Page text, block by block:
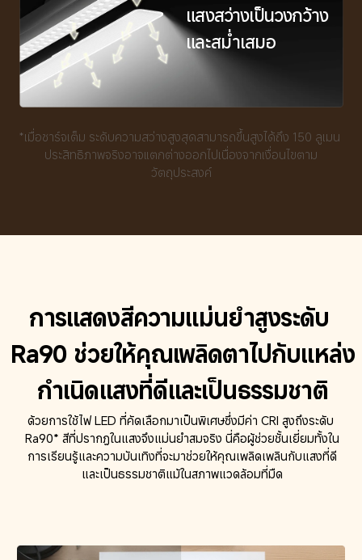
แสงสว่างเป็นวงกว้าง
และสม่ำเสมอ
*เมื่อชาร์จเต็ม ระดับความสว่างสูงสุดสามารถขึ้นสูงได้ถึง 150 ลูเมน
ประสิทธิภาพจริงอาจแตกต่างออกไปเนื่องจากเงื่อนไขตาม
วัตถุประสงค์
การแสดงสีความแม่นยำสูงระดับ
Ra90 ช่วยให้คุณเพลิดตาไปกับแหล่ง
กำเนิดแสงที่ดีและเป็นธรรมชาติ
ด้วยการใช้ไฟ LED ที่คัดเลือกมาเป็นพิเศษซึ่งมีค่า CRI สูงถึงระดับ
Ra90* สีที่ปรากฏในแสงจึงแม่นยำสมจริง นี่คือผู้ช่วยชั้นเยี่ยมทั้งใน
การเรียนรู้และความบันเทิงที่จะมาช่วยให้คุณเพลิดเพลินกับแสงที่ดี
และเป็นธรรมชาติแม้ในสภาพแวดล้อมที่มืด